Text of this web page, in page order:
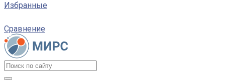
Избранные
Сравнение